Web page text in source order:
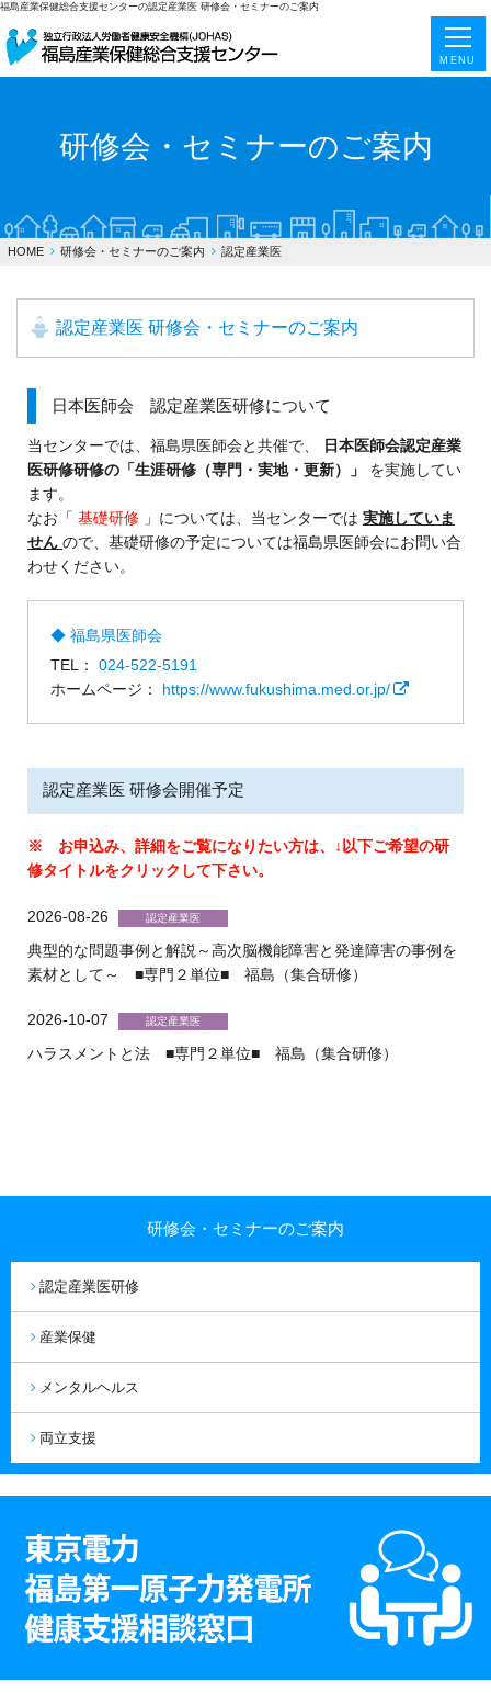
福島産業保健総合支援センターの認定産業医 研修会・セミナーのご案内
MENU
研修会・セミナーのご案内
HOME 研修会・セミナーのご案内 認定産業医
認定産業医 研修会・セミナーのご案内
日本医師会 認定産業医研修について
当センターでは、福島県医師会と共催で、
日本医師会認定産業
医研修研修の「生涯研修（専門・実地・更新）」 を実施してい
ます。
なお「 基礎研修 」については、当センターでは 実施していま
せん ので、基礎研修の予定については福島県医師会にお問い合
わせください。
福島県医師会
TEL： 024-522-5191
ホームページ： https://www.fukushima.med.or.jp/
認定産業医 研修会開催予定
※ お申込み、詳細をご覧になりたい方は、↓以下ご希望の研
修タイトルをクリックして下さい。
2026-08-26
典型的な問題事例と解説～高次脳機能障害と発達障害の事例を
素材として～ ■専門２単位■ 福島（集合研修）
2026-10-07
ハラスメントと法 ■専門２単位■ 福島（集合研修）
研修会・セミナーのご案内
認定産業医研修
産業保健
メンタルヘルス
両立支援